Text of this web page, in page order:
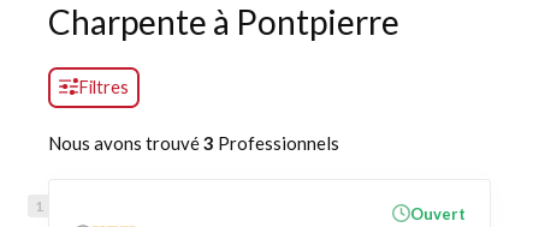
Charpente à Pontpierre
Filtres
Nous avons trouvé3 Professionnels
Ouvert